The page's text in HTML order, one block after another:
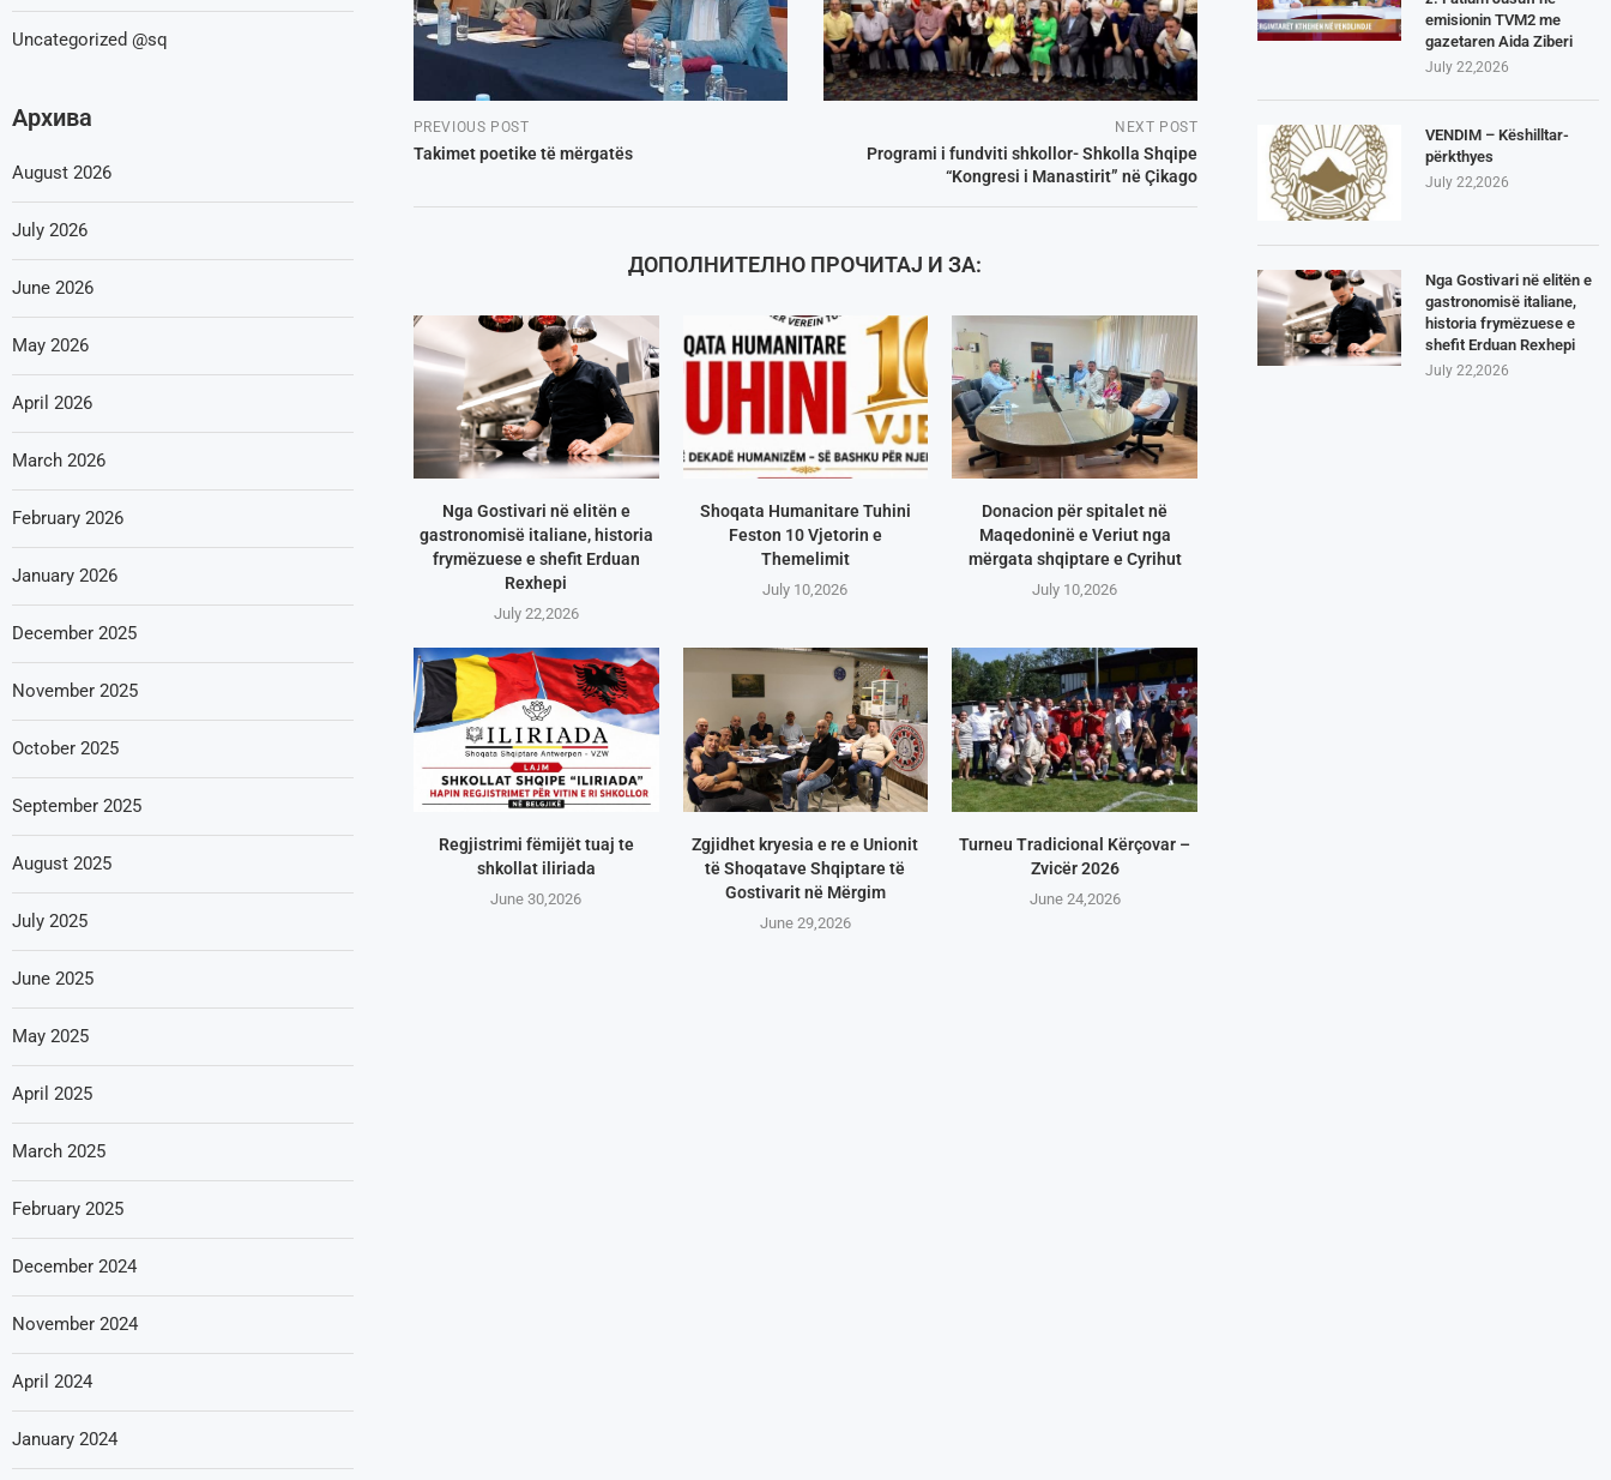
PREVIOUS POST
Takimet poetike të mërgatës
NEXT POST
Programi i fundviti shkollor- Shkolla Shqipe
“Kongresi i Manastirit” në Çikago
ДОПОЛНИТЕЛНО ПРОЧИТАЈ И ЗА:
Nga Gostivari në elitën e
gastronomisë italiane, historia
frymëzuese e shefit Erduan
Rexhepi
July 22,2026
Shoqata Humanitare Tuhini
Feston 10 Vjetorin e
Themelimit
July 10,2026
Donacion për spitalet në
Maqedoninë e Veriut nga
mërgata shqiptare e Cyrihut
July 10,2026
Regjistrimi fëmijët tuaj te
shkollat iliriada
June 30,2026
Zgjidhet kryesia e re e Unionit
të Shoqatave Shqiptare të
Gostivarit në Mërgim
June 29,2026
Turneu Tradicional Kërçovar –
Zvicër 2026
June 24,2026
emisionin TVM2 me
gazetaren Aida Ziberi
July 22,2026
VENDIM – Këshilltar-
përkthyes
July 22,2026
Nga Gostivari në elitën e
gastronomisë italiane,
historia frymëzuese e
shefit Erduan Rexhepi
July 22,2026
Uncategorized @sq
Архива
August 2026
July 2026
June 2026
May 2026
April 2026
March 2026
February 2026
January 2026
December 2025
November 2025
October 2025
September 2025
August 2025
July 2025
June 2025
May 2025
April 2025
March 2025
February 2025
December 2024
November 2024
April 2024
January 2024